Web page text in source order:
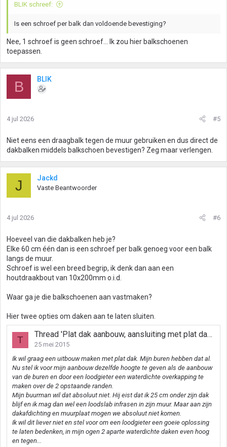
BLIK schreef:
Is een schroef per balk dan voldoende bevestiging?
Nee, 1 schroef is geen schroef... Ik zou hier balkschoenen
toepassen.
B BLIK
4 jul 2026 #5
Niet eens een draagbalk tegen de muur gebruiken en dus direct de
dakbalken middels balkschoen bevestigen? Zeg maar verlengen.
J Jackd
Vaste Beantwoorder
4 jul 2026 #6
Hoeveel van die dakbalken heb je?
Elke 60 cm één dan is een schroef per balk genoeg voor een balk
langs de muur.
Schroef is wel een breed begrip, ik denk dan aan een
houtdraakbout van 10x200mm o.i.d.
Waar ga je die balkschoenen aan vastmaken?
Hier twee opties om daken aan te laten sluiten.
T
Thread 'Plat dak aanbouw, aansluiting met plat dak buren'
25 mei 2015
Ik wil graag een uitbouw maken met plat dak. Mijn buren hebben dat al.
Nu stel ik voor mijn aanbouw dezelfde hoogte te geven als de aanbouw
van de buren en door een loodgieter een waterdichte overkapping te
maken over de 2 opstaande randen.
Mijn buurman wil dat absoluut niet. Hij eist dat ik 25 cm onder zijn dak
blijf en ik mag dan wel een loodslab infrasen in zijn muur. Maar aan zijn
dakafdichting en muurplaat mogen we absoluut niet komen.
Ik wil dit liever niet en stel voor om een loodgieter een goeie oplossing
te laten bedenken, in mijn ogen 2 aparte waterdichte daken even hoog
en tegen...